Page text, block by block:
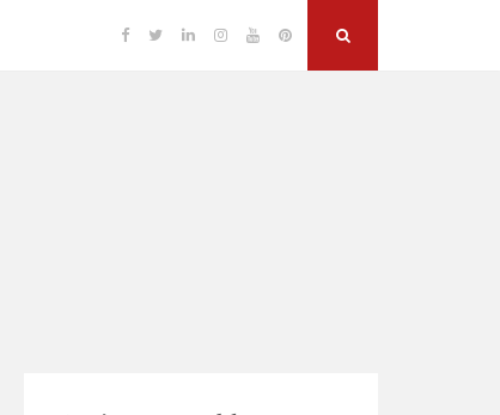
Facebook
TwitterLinkedinInstagram
YouTubePinterest